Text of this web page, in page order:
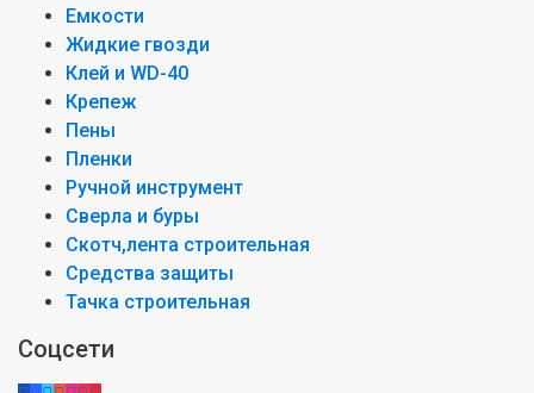
Емкости
Жидкие гвозди
Клей и WD-40
Крепеж
Пены
Пленки
Ручной инструмент
Сверла и буры
Скотч,лента строительная
Средства защиты
Тачка строительная
Соцсети